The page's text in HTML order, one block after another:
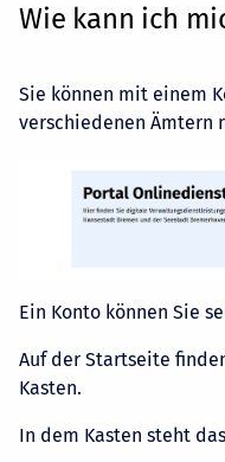
Wie kann ich
Sie können mit einem
verschiedenen Ämtern
Ein Konto können Sie
Auf der Startseite
Kasten.
In dem Kasten steht